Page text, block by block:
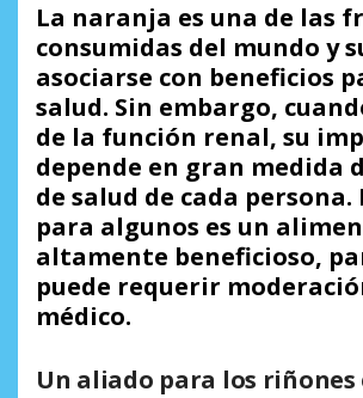
La naranja es una de las
consumidas del mundo y
asociarse con beneficios
salud. Sin embargo,
de la función renal, su
depende en gran medida
de salud de cada persona.
para algunos es un
altamente beneficioso,
puede requerir
médico.
Un aliado para los riñones